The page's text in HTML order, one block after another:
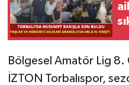
Bölgesel Amatör Lig
İZTON Torbalıspor,